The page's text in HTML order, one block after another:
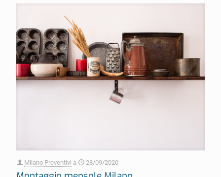
Milano Preventivi a 28/09/2020